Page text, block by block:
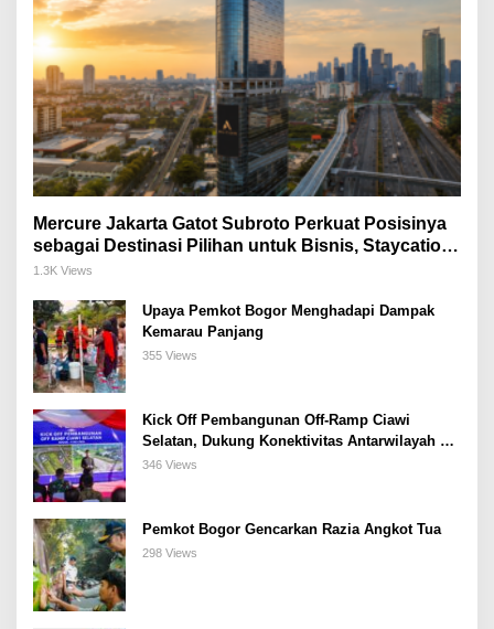
Mercure Jakarta Gatot Subroto Perkuat Posisinya
sebagai Destinasi Pilihan untuk Bisnis, Staycation,
Meeting, dan Kuliner di Jakarta Selatan
1.3K Views
Upaya Pemkot Bogor Menghadapi Dampak
Kemarau Panjang
355 Views
Kick Off Pembangunan Off-Ramp Ciawi
Selatan, Dukung Konektivitas Antarwilayah di
Bogor Selatan
346 Views
Pemkot Bogor Gencarkan Razia Angkot Tua
298 Views